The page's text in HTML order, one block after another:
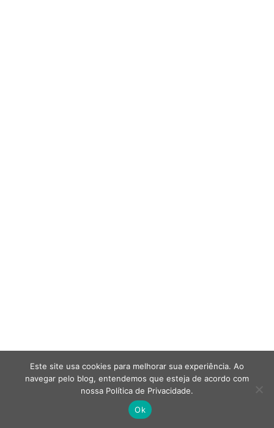
Este site usa cookies para melhorar sua experiência. Ao
navegar pelo blog, entendemos que esteja de acordo com
nossa Política de Privacidade.
Ok